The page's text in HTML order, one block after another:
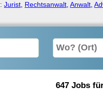
Jurist Rechtsanwalt Anwalt
647 Jobs